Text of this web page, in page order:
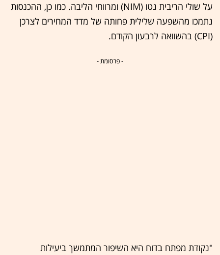
על שולי הריבית נטו (NIM) ומרווחי הליבה. כמו כן, ההכנסות
נתמכו מהשפעה שלילית פחותה של מדד המחירים לצרכן
(CPI) בהשוואה לרבעון הקודם.
- פרסומת -
"נקודת מפתח בדוח היא השיפור המתמשך ביעילות